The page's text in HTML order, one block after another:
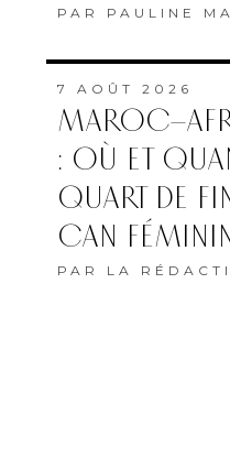
PAR PAULINE
7 AOÛT 2026
: OÙ ET
QUART DE
CAN
PAR LA